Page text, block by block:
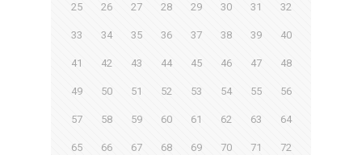
25 26 27 28 29 30 31 32
33 34 35 36 37 38 39 40
41 42 43 44 45 46 47 48
49 50 51 52 53 54 55 56
57 58 59 60 61 62 63 64
65 66 67 68 69 70 71 72